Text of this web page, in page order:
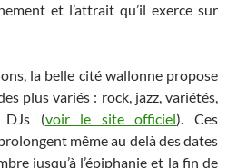
et l’attrait qu’il exerce sur
la belle cité wallonne propose
plus variés : rock, jazz, variétés,
DJs (voir le site officiel). Ces
même au delà des dates
jusqu’à l’épiphanie et la fin de